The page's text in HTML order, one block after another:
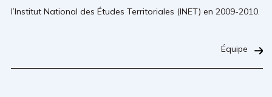
l’Institut National des Études Territoriales (INET) en 2009-2010.
Équipe